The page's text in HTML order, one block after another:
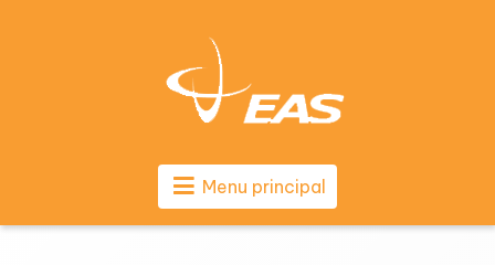
Menu principal